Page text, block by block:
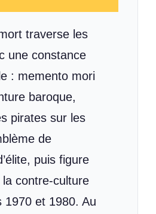
traverse les
une constance
: memento mori
baroque,
pirates sur les
de
puis figure
contre-culture
1970 et 1980. Au